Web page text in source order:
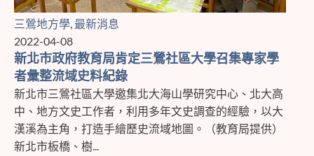
三鶯地方學, 最新消息
2022-04-08
新北市政府教育局肯定三鶯社區大學召集專家學
者彙整流域史料紀錄
新北市三鶯社區大學邀集北大海山學研究中心、北大高
中、地方文史工作者，利用多年文史調查的經驗，以大
漢溪為主角，打造手繪歷史流域地圖。（教育局提供）
新北市板橋、樹...